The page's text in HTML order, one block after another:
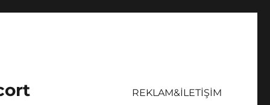
REKLAM&İLETİŞİM